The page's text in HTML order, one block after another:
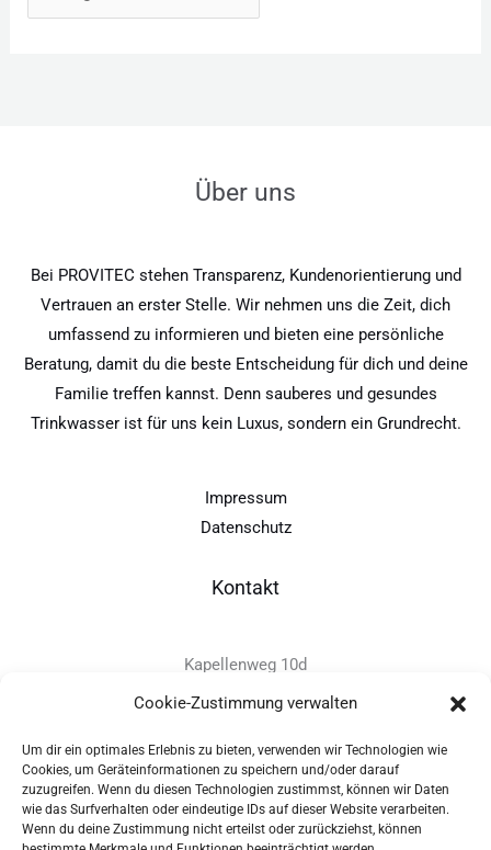
Cookie-Zustimmung verwalten
Um dir ein optimales Erlebnis zu bieten, verwenden wir Technologien wie
Cookies, um Geräteinformationen zu speichern und/oder darauf
zuzugreifen. Wenn du diesen Technologien zustimmst, können wir Daten
wie das Surfverhalten oder eindeutige IDs auf dieser Website verarbeiten.
Wenn du deine Zustimmung nicht erteilst oder zurückziehst, können
Über uns
Bei PROVITEC stehen Transparenz, Kundenorientierung und
Vertrauen an erster Stelle. Wir nehmen uns die Zeit, dich
umfassend zu informieren und bieten eine persönliche
Beratung, damit du die beste Entscheidung für dich und deine
Familie treffen kannst. Denn sauberes und gesundes
Trinkwasser ist für uns kein Luxus, sondern ein Grundrecht.
Impressum
Datenschutz
Kontakt
Kapellenweg 10d
D-94575 Windorf
+49 - (0)8546 - 97 39 0
info@provitec.de
www.provitec.com